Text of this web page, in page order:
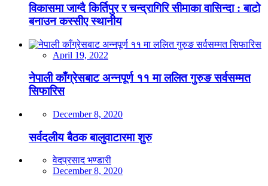
विकासमा जाग्दै किर्तिपुर र चन्द्रागिरि सीमाका वासिन्दा : बाटो
बनाउन कस्सीए स्थानीय
April 19, 2022
नेपाली काँग्रेसबाट अन्नपूर्ण ११ मा ललित गुरुङ सर्वसम्मत
सिफारिस
December 8, 2020
सर्वदलीय बैठक बालुवाटारमा शुरु
वेदप्रसाद भण्डारी
December 8, 2020